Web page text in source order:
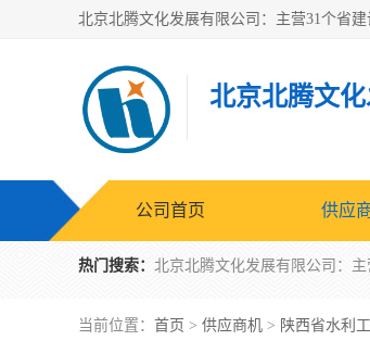
北京北腾文
公司首页 供应
热门搜索：
当前位置： 首页 > 供应商机 > 陕西省水利